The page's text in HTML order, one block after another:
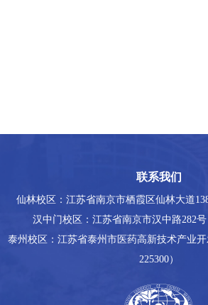
联系我们
仙林校区：江苏省南京市栖霞区仙林大道
汉中门校区：江苏省南京市汉中路282号
泰州校区：江苏省泰州市医药高新技术产业开
225300）